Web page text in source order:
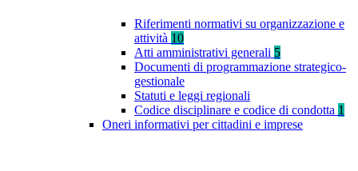
Riferimenti normativi su organizzazione e
attività 10
Atti amministrativi generali 5
Documenti di programmazione strategico-
gestionale
Statuti e leggi regionali
Codice disciplinare e codice di condotta 1
Oneri informativi per cittadini e imprese